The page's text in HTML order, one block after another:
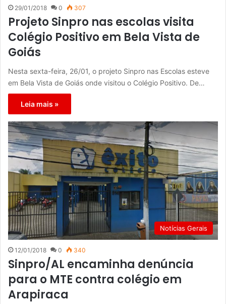
29/01/2018 0 307
Projeto Sinpro nas escolas visita
Colégio Positivo em Bela Vista de
Goiás
Nesta sexta-feira, 26/01, o projeto Sinpro nas Escolas esteve
em Bela Vista de Goiás onde visitou o Colégio Positivo. De…
Leia mais »
Notícias Gerais
12/01/2018 0 340
Sinpro/AL encaminha denúncia
para o MTE contra colégio em
Arapiraca